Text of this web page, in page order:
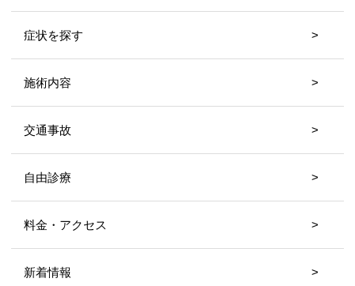
症状を探す
施術内容
交通事故
自由診療
料金・アクセス
新着情報